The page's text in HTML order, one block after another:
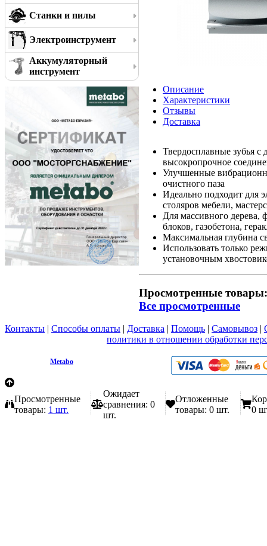
Станки и пилы
Электроинструмент
Аккумуляторный
инструмент
Описание
Характеристики
Отзывы
Доставка
Твердосплавные зубья
высокропрочное
Улучшенные
очистного паза
Идеально подходит для
столяров мебели,
Для массивного дерева,
блоков, газобетона,
Максимальная глубина
Использовать только
установочным
Просмотренные товары:
Все просмотренные
Контакты | Способы оплаты | Доставка | Помощь | Самовывоз |
политики в отношении обработки
Metabo
Просмотренные
товары: 1 шт.
Ожидает
сравнения: 0
шт.
Отложенные
товары: 0 шт.
0